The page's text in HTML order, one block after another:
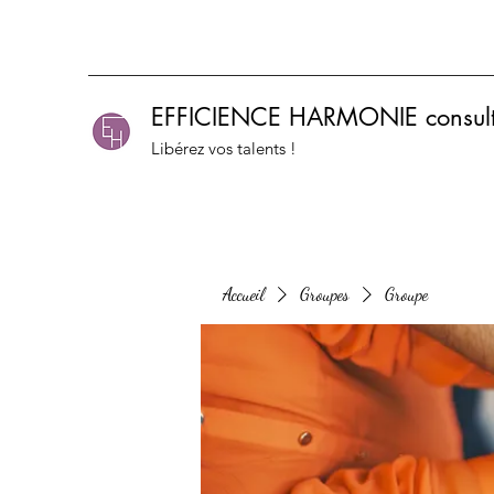
EFFICIENCE HARMONIE
Libérez vos talents !
Accueil Groupes Groupe